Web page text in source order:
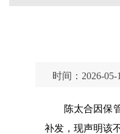
时间：2026-05-
陈太合因保
补发，现声明该